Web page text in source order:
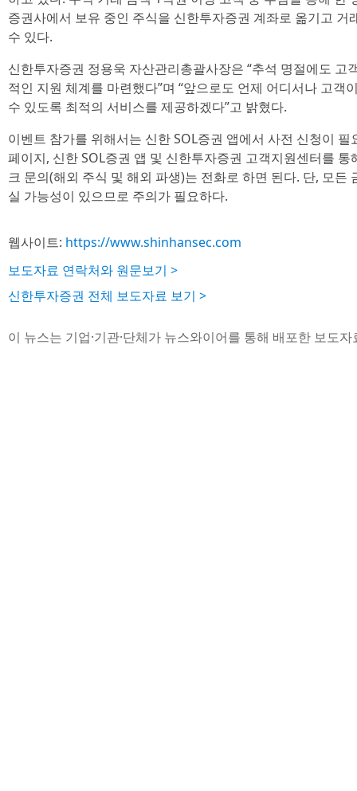
증권사에서 보유 중인 주식을 신한투자증권 계좌로 옮기고
수 있다.
신한투자증권 정용욱 자산관리총괄사장은 “추석 명절에도 고
적인 지원 체계를 마련했다”며 “앞으로도 언제 어디서나 고객
수 있도록 최적의 서비스를 제공하겠다”고 밝혔다.
이벤트 참가를 위해서는 신한 SOL증권 앱에서 사전 신청이
페이지, 신한 SOL증권 앱 및 신한투자증권 고객지원센터를
크 문의(해외 주식 및 해외 파생)는 전화로 하면 된다. 단, 모든
실 가능성이 있으므로 주의가 필요하다.
웹사이트: https://www.shinhansec.com
보도자료 연락처와 원문보기 >
신한투자증권 전체 보도자료 보기 >
이 뉴스는 기업·기관·단체가 뉴스와이어를 통해 배포한 보도